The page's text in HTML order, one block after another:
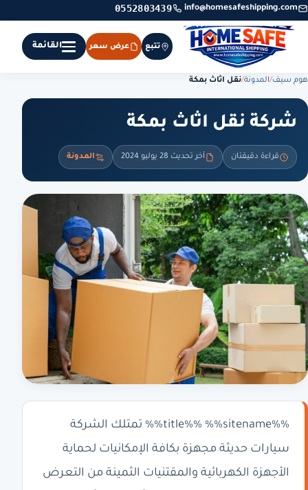
info@homesafeshipping.com
0552803439
تتبع عرض سعر القائمة
هوم سيف/المدونة/نقل اثاث بمكة
شركة نقل اثاث بمكة
قراءة دقيقتان آخر تحديث 28 يوليو 2024 المدونة
%%title%% %%sitename%% تمتلك الشركة
سيارات حديثة مجهزة بكافة الإمكانيات لحماية
الأجهزة الكهربائية والمقتنيات الثمينة من التعرض